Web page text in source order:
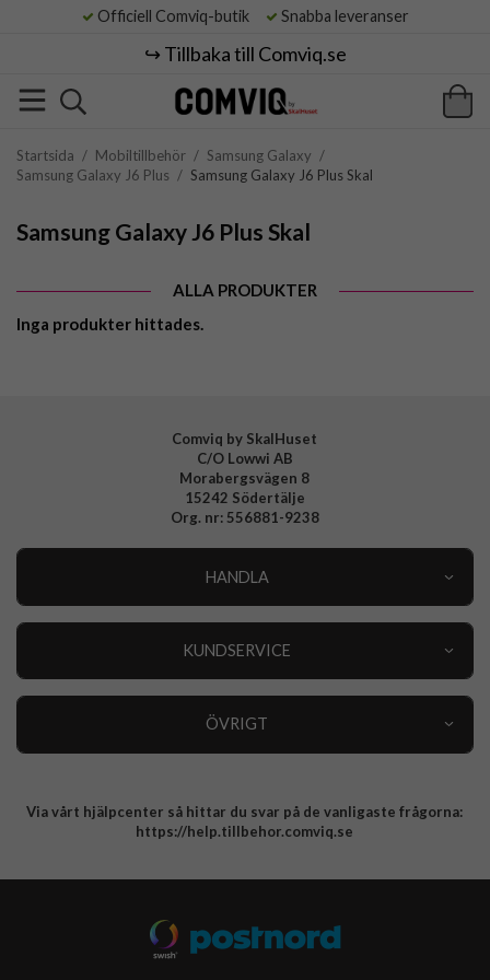
Officiell Comviq-butik Snabba leveranser
↪️ Tillbaka till Comviq.se
Startsida / Mobiltillbehör / Samsung Galaxy /
Samsung Galaxy J6 Plus / Samsung Galaxy J6 Plus Skal
Samsung Galaxy J6 Plus Skal
ALLA PRODUKTER
Inga produkter hittades.
Comviq by SkalHuset
C/O Lowwi AB
Morabergsvägen 8
15242 Södertälje
Org. nr: 556881-9238
HANDLA
KUNDSERVICE
ÖVRIGT
Integritetspolicy
Via vårt hjälpcenter så hittar du svar på de vanligaste frågorna:
https://help.tillbehor.comviq.se